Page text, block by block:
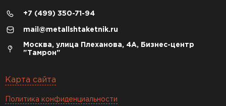
+7 (499) 350-71-94
mail@metallshtaketnik.ru
Москва, улица Плеханова, 4А, Бизнес-центр
"Тамрон"
Карта сайта
Политика конфиденциальности